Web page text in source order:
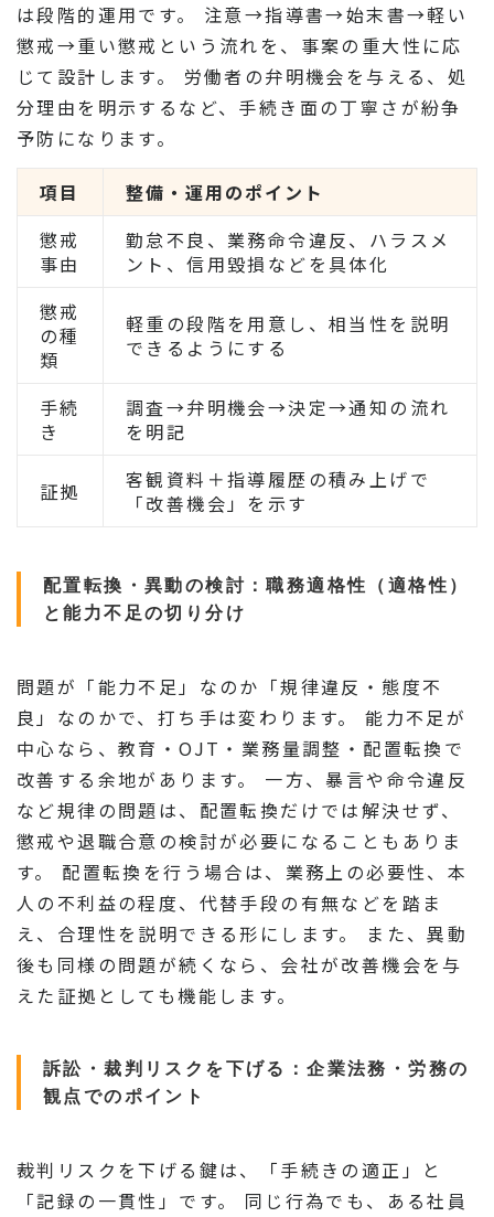
は段階的運用です。 注意→指導書→始末書→軽い
懲戒→重い懲戒という流れを、事案の重大性に応
じて設計します。 労働者の弁明機会を与える、処
分理由を明示するなど、手続き面の丁寧さが紛争
予防になります。
項目
整備・運用のポイント
懲戒
事由
勤怠不良、業務命令違反、ハラスメ
ント、信用毀損などを具体化
懲戒
の種
類
軽重の段階を用意し、相当性を説明
できるようにする
手続
き
調査→弁明機会→決定→通知の流れ
を明記
証拠
客観資料＋指導履歴の積み上げで
「改善機会」を示す
配置転換・異動の検討：職務適格性（適格性）
と能力不足の切り分け
問題が「能力不足」なのか「規律違反・態度不
良」なのかで、打ち手は変わります。 能力不足が
中心なら、教育・OJT・業務量調整・配置転換で
改善する余地があります。 一方、暴言や命令違反
など規律の問題は、配置転換だけでは解決せず、
懲戒や退職合意の検討が必要になることもありま
す。 配置転換を行う場合は、業務上の必要性、本
人の不利益の程度、代替手段の有無などを踏ま
え、合理性を説明できる形にします。 また、異動
後も同様の問題が続くなら、会社が改善機会を与
えた証拠としても機能します。
訴訟・裁判リスクを下げる：企業法務・労務の
観点でのポイント
裁判リスクを下げる鍵は、「手続きの適正」と
「記録の一貫性」です。 同じ行為でも、ある社員